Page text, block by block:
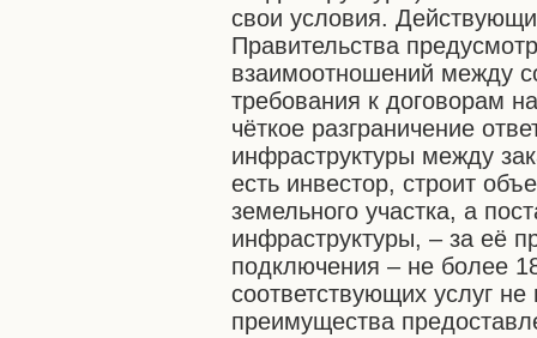
свои условия.
Правительства
взаимоотношений между
требования к договорам
чёткое разграничение
инфраструктуры между
есть инвестор, строит
земельного участка, а
инфраструктуры, – за её
подключения – не более
соответствующих услуг не
преимущества